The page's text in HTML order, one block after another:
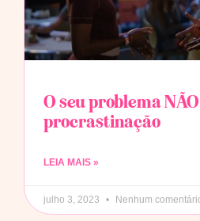
O seu problema
procrastinação
LEIA MAIS »
julho 3, 2023 Nenhum